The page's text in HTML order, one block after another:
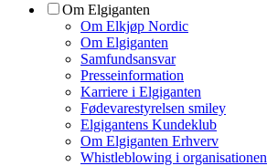
Om Elgiganten
Om Elkjøp Nordic
Om Elgiganten
Samfundsansvar
Presseinformation
Karriere i Elgiganten
Fødevarestyrelsen smiley
Elgigantens Kundeklub
Om Elgiganten Erhverv
Whistleblowing i organisationen